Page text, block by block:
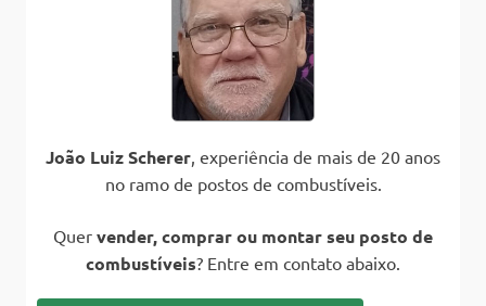
João Luiz Scherer, experiência de mais de 20 anos
no ramo de postos de combustíveis.
Quer vender, comprar ou montar seu posto de
combustíveis? Entre em contato abaixo.